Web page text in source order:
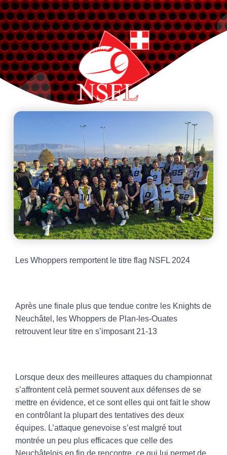
Les Whoppers remportent le titre flag NSFL 2024
Après une finale plus que tendue contre les Knights de
Neuchâtel, les Whoppers de Plan-les-Ouates
retrouvent leur titre en s’imposant 21-13
Lorsque deux des meilleures attaques du championnat
s’affrontent celà permet souvent aux défenses de se
mettre en évidence, et ce sont elles qui ont fait le show
en contrôlant la plupart des tentatives des deux
équipes. L’attaque genevoise s’est malgré tout
montrée un peu plus efficaces que celle des
Neuchâtelois en fin de rencontre, ce qui lui permet de